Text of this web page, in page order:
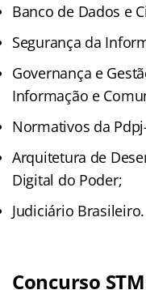
Banco de Dados e
Segurança da
Governança e
Informação e
Normativos da
Arquitetura de
Digital do Poder;
Judiciário Brasileiro.
Concurso